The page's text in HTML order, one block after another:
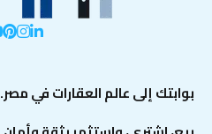
بوابتك إلى عالم العقارات في مصر.